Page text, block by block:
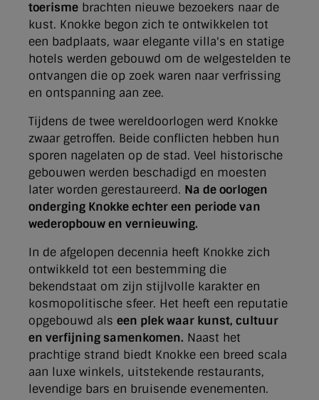
toerisme brachten nieuwe bezoekers naar de
kust. Knokke begon zich te ontwikkelen tot
een badplaats, waar elegante villa's en statige
hotels werden gebouwd om de welgestelden te
ontvangen die op zoek waren naar verfrissing
en ontspanning aan zee.
Tijdens de twee wereldoorlogen werd Knokke
zwaar getroffen. Beide conflicten hebben hun
sporen nagelaten op de stad. Veel historische
gebouwen werden beschadigd en moesten
later worden gerestaureerd. Na de oorlogen
onderging Knokke echter een periode van
wederopbouw en vernieuwing.
In de afgelopen decennia heeft Knokke zich
ontwikkeld tot een bestemming die
bekendstaat om zijn stijlvolle karakter en
kosmopolitische sfeer. Het heeft een reputatie
opgebouwd als een plek waar kunst, cultuur
en verfijning samenkomen. Naast het
prachtige strand biedt Knokke een breed scala
aan luxe winkels, uitstekende restaurants,
levendige bars en bruisende evenementen.